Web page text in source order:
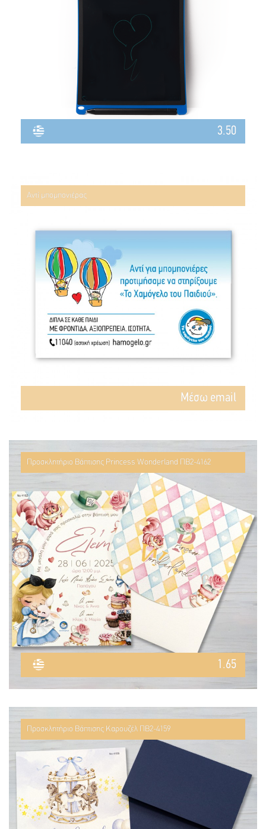
3.50
Αντί μπομπονιέρας
Mέσω email
Προσκλητήριο Βάπτισης Princess Wonderland ΠΒ2-4162
1.65
Προσκλητήριο Βάπτισης Καρουζέλ ΠΒ2-4159